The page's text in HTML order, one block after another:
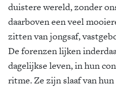
duistere wereld, zonder
daarboven een veel
zitten van jongsaf,
De forenzen lijken
dagelijkse leven, in hun
ritme. Ze zijn slaaf van